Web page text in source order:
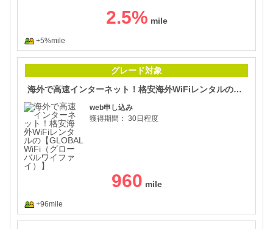
2.5%
+5%mile
グレード対象
海外で高速インターネット！格安海外WiFiレンタルの【GLOBAL WiFi（グローバルワイファイ）】
web申し込み
獲得期間： 30日程度
960
+96mile